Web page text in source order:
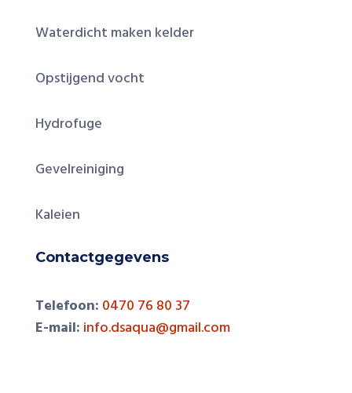
Waterdicht maken kelder
Opstijgend vocht
Hydrofuge
Gevelreiniging
Kaleien
Contactgegevens
Telefoon: 0470 76 80 37
E-mail: info.dsaqua@gmail.com